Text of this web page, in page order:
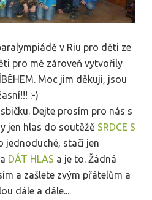
v Riu pro děti ze
pro mě zároveň vytvořily
Moc jim děkuji, jsou
:-)
Dejte prosím pro nás s
jen hlas do soutěžě SRDCE S
jednoduché, stačí jen
DÁT HLAS a je to. Žádná
a zašlete zvým přátelům a
dále a dále...